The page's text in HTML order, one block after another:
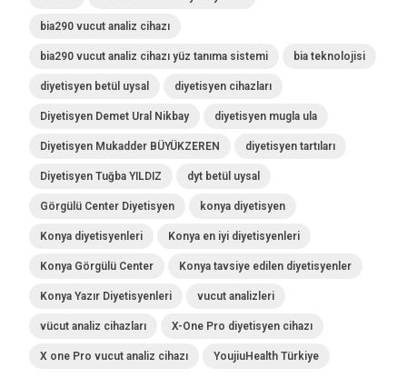
bia290 vucut analiz cihazı
bia290 vucut analiz cihazı yüz tanıma sistemi bia teknolojisi
diyetisyen betül uysal diyetisyen cihazları
Diyetisyen Demet Ural Nikbay diyetisyen mugla ula
Diyetisyen Mukadder BÜYÜKZEREN diyetisyen tartıları
Diyetisyen Tuğba YILDIZ dyt betül uysal
Görgülü Center Diyetisyen konya diyetisyen
Konya diyetisyenleri Konya en iyi diyetisyenleri
Konya Görgülü Center Konya tavsiye edilen diyetisyenler
Konya Yazır Diyetisyenleri vucut analizleri
vücut analiz cihazları X-One Pro diyetisyen cihazı
X one Pro vucut analiz cihazı YoujiuHealth Türkiye